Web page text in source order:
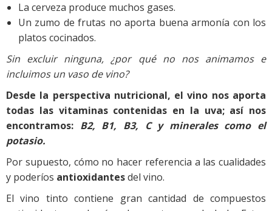
La cerveza produce muchos gases.
Un zumo de frutas no aporta buena armonía con los
platos cocinados.
Sin excluir ninguna, ¿por qué no nos animamos e
incluimos un vaso de vino?
Desde la perspectiva nutricional, el vino nos aporta
todas las vitaminas contenidas en la uva; así nos
encontramos: B2, B1, B3, C y minerales como el
potasio.
Por supuesto, cómo no hacer referencia a las cualidades
y poderíos antioxidantesdel vino.
El vino tinto contiene gran cantidad de compuestos